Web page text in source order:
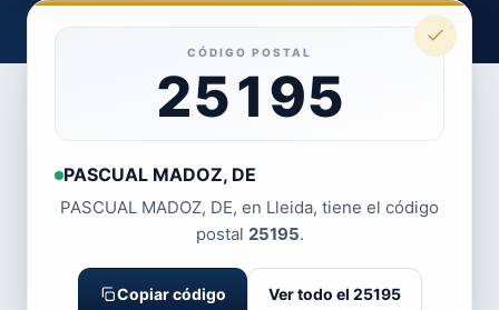
CÓDIGO POSTAL
25195
PASCUAL MADOZ, DE
PASCUAL MADOZ, DE, en Lleida, tiene el código
postal 25195.
Copiar código Ver todo el 25195